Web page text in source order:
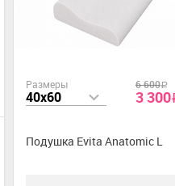
Размеры
40x60
6 600a
3 300
Подушка Evita Anatomic L